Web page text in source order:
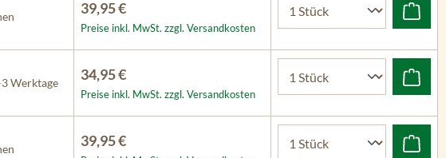
39,95 €
Preise inkl. MwSt. zzgl. Versandkosten
Werktage 34,95 €
Preise inkl. MwSt. zzgl. Versandkosten
39,95 €